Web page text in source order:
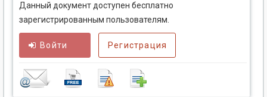
Данный документ доступен бесплатно
зарегистрированным пользователям.
Войти Регистрация